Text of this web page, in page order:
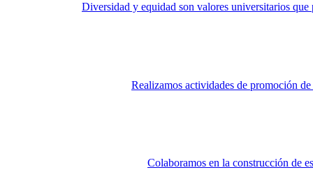
Diversidad y equidad son valores universitarios que
Realizamos actividades de promoción
Colaboramos en la construcción de